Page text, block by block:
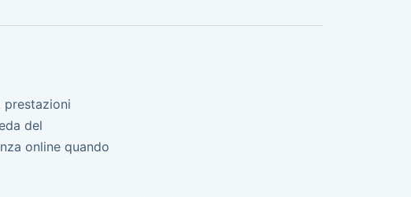
prestazioni
del
online quando